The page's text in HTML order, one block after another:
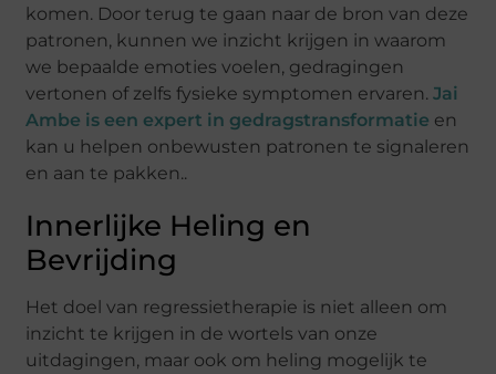
komen. Door terug te gaan naar de bron van deze
patronen, kunnen we inzicht krijgen in waarom
we bepaalde emoties voelen, gedragingen
vertonen of zelfs fysieke symptomen ervaren.Jai
Ambe is een expert in gedragstransformatie en
kan u helpen onbewusten patronen te signaleren
en aan te pakken..
Innerlijke Heling en
Bevrijding
Het doel van regressietherapie is niet alleen om
inzicht te krijgen in de wortels van onze
uitdagingen, maar ook om heling mogelijk te